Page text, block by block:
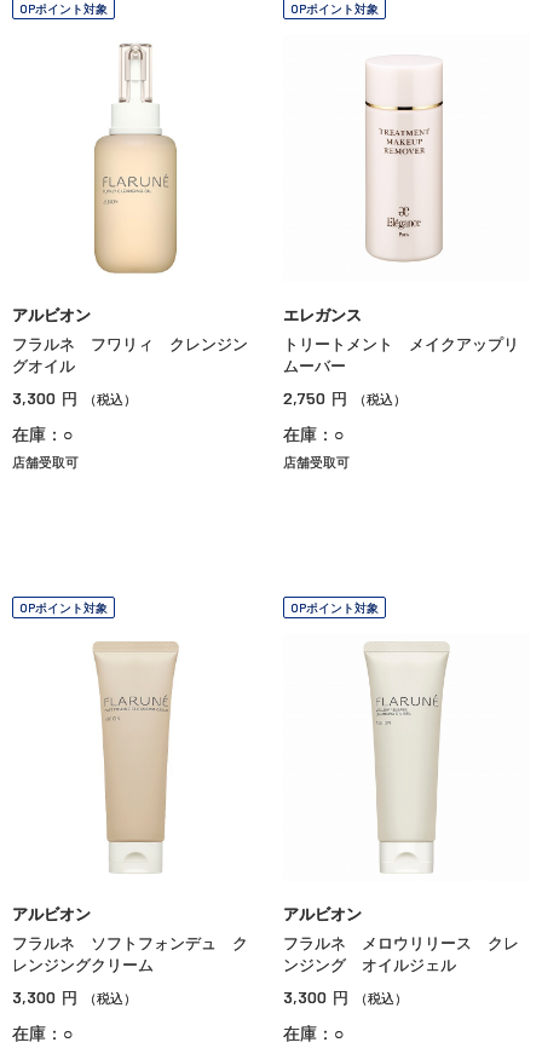
OPポイント対象
アルビオン
フラルネ フワリィ クレンジン
グオイル
3,300 円 （税込）
在庫：○
店舗受取可
OPポイント対象
エレガンス
トリートメント メイクアップリ
ムーバー
2,750 円 （税込）
在庫：○
店舗受取可
OPポイント対象
アルビオン
フラルネ ソフトフォンデュ ク
レンジングクリーム
3,300 円 （税込）
在庫：○
OPポイント対象
アルビオン
フラルネ メロウリリース クレ
ンジング オイルジェル
3,300 円 （税込）
在庫：○